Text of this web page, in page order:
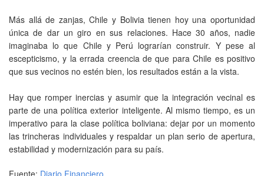
Más allá de zanjas, Chile y Bolivia tienen hoy una oportunidad
única de dar un giro en sus relaciones. Hace 30 años, nadie
imaginaba lo que Chile y Perú lograrían construir. Y pese al
escepticismo, y la errada creencia de que para Chile es positivo
que sus vecinos no estén bien, los resultados están a la vista.
Hay que romper inercias y asumir que la integración vecinal es
parte de una política exterior inteligente. Al mismo tiempo, es un
imperativo para la clase política boliviana: dejar por un momento
las trincheras individuales y respaldar un plan serio de apertura,
estabilidad y modernización para su país.
Fuente: Diario Financiero